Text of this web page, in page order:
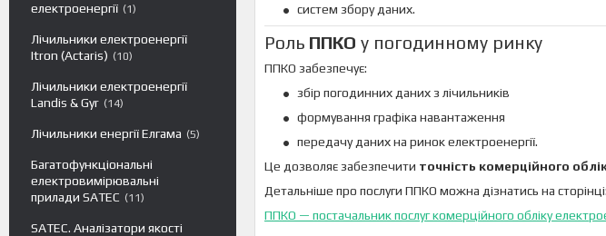
електроенергії
1
Лічильники електроенергії
Itron (Actaris)
10
Лічильники електроенергії
Landis & Gyr
14
Лічильники енергії Елгама 5
Багатофункціональні
електровимірювальні
прилади SATEC
11
SATEC. Аналізатори якості
систем збору даних.
Роль ППКО у погодинному ринку
ППКО забезпечує:
збір погодинних даних з лічильників
формування графіка навантаження
передачу даних на ринок електроенергії.
Це дозволяє забезпечити точність комерційного
Детальніше про послуги ППКО можна дізнатись на сторінці:
ППКО — постачальник послуг комерційного обліку